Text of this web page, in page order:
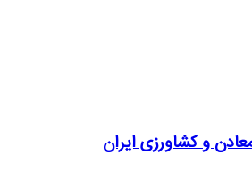
و کشاورزی ایران